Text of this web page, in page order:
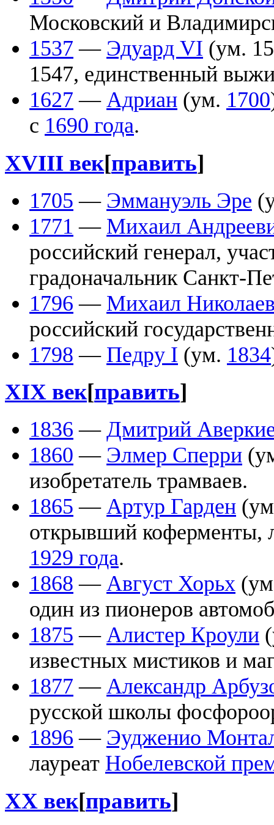
Московский и
1537 — Эдуард VI (ум.
1547, единственный
1627 — Адриан (ум. 1700
с 1690 года.
XVIII век[править]
1705 — Эммануэль Эре
1771 — Михаил
российский генерал,
градоначальник Санкт-
1796 — Михаил
российский
1798 — Педру I (ум. 1834
XIX век[править]
1836 — Дмитрий
1860 — Элмер Сперри
изобретатель трамваев.
1865 — Артур Гарден
открывший коферменты,
1929 года.
1868 — Август Хорьх
один из пионеров
1875 — Алистер Кроули
известных мистиков и
1877 — Александр
русской школы
1896 — Эудженио
лауреат Нобелевской
XX век[править]